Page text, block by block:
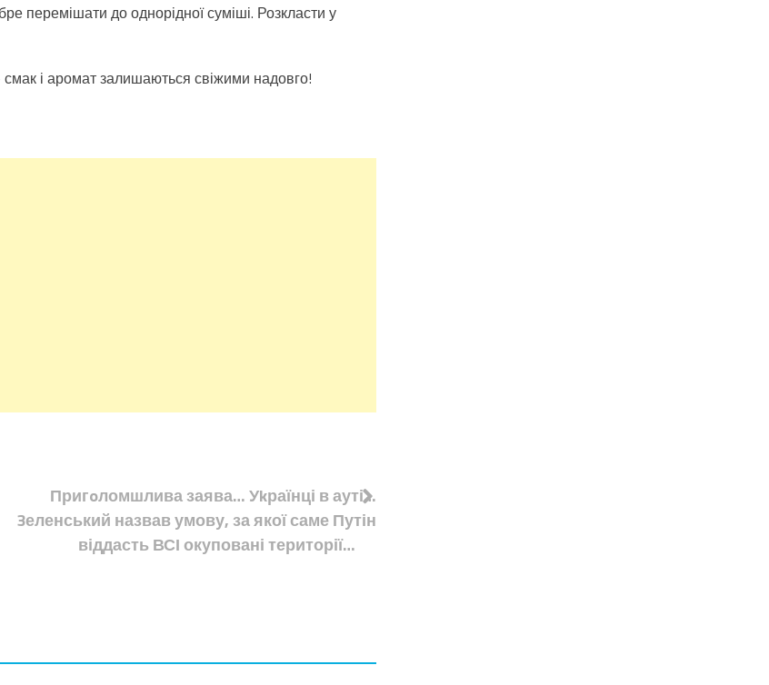
перемішати до однорідної суміші. Розкласти у
і аромат залишаються свіжими надовго!
Пригoломшлива заява… Уkраїнці в ауті…
3еленський назвав умову, за якої саме Путін
віддасть ВСІ окуповані території…